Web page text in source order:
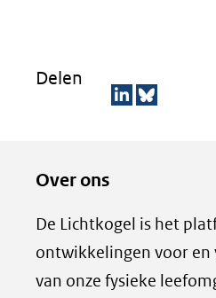
Delen
n
o
p
p
a
g
Over ons
De Lichtkogel is het
ontwikkelingen voor en
van onze fysieke